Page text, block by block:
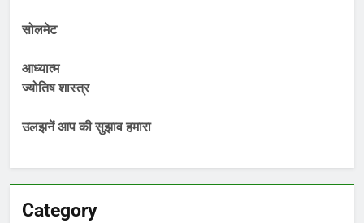
सोलमेट
आध्यात्म
ज्योतिष शास्त्र
उलझनें आप की सुझाव हमारा
Category